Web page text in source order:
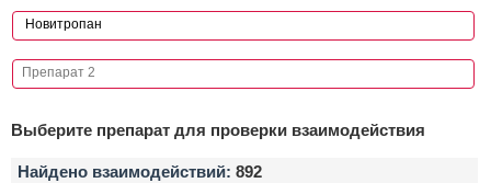
Выберите препарат для проверки взаимодействия
Найдено взаимодействий: 892